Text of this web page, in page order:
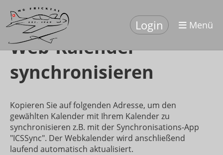
Login Menü
Web-Kalender
synchronisieren
Kopieren Sie auf folgenden Adresse, um den
gewählten Kalender mit Ihrem Kalender zu
synchronisieren z.B. mit der Synchronisations-App
"ICSSync". Der Webkalender wird anschließend
laufend automatisch aktualisiert.